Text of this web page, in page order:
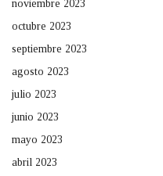
noviembre 2023
octubre 2023
septiembre 2023
agosto 2023
julio 2023
junio 2023
mayo 2023
abril 2023